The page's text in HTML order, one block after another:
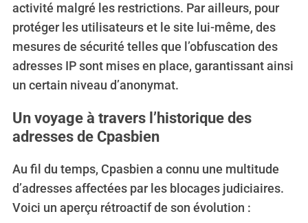
activité malgré les restrictions. Par ailleurs, pour
protéger les utilisateurs et le site lui-même, des
mesures de sécurité telles que l’obfuscation des
adresses IP sont mises en place, garantissant ainsi
un certain niveau d’anonymat.
Un voyage à travers l’historique des
adresses de Cpasbien
Au fil du temps, Cpasbien a connu une multitude
d’adresses affectées par les blocages judiciaires.
Voici un aperçu rétroactif de son évolution :